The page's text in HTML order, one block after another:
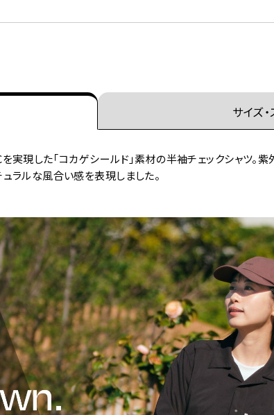
サイズ
現した｢コカゲシールド｣素材の半袖チェックシャツ。紫
ラルな風合い感を表現しました。